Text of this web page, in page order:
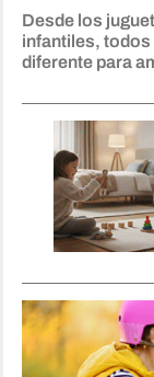
Informes
Contacto
Desde los
infantiles, todos
diferente para